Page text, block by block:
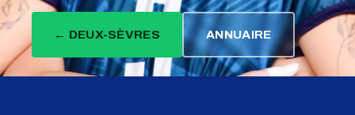
← DEUX-SÈVRES ANNUAIRE